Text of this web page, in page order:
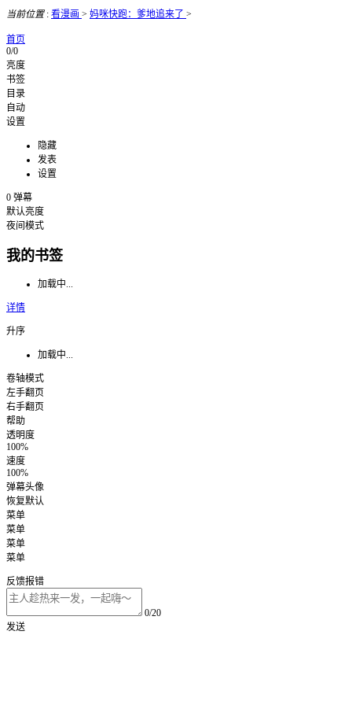
当前位置: 看漫画 > 妈咪快跑：爹地追来了 >
首页
0/0
亮度
书签
目录
自动
设置
隐藏
发表
设置
0 弹幕
默认亮度
夜间模式
我的书签
加载中...
详情
升序
加载中...
卷轴模式
左手翻页
右手翻页
帮助
透明度
100%
速度
100%
弹幕头像
恢复默认
菜单
菜单
菜单
菜单
反馈报错
0/20
发送